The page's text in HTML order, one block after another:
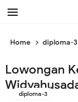
/
Home diploma-3
Lowongan
diploma-3